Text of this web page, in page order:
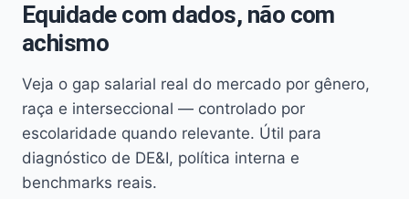
Equidade com dados, não com
achismo
Veja o gap salarial real do mercado por gênero,
raça e interseccional — controlado por
escolaridade quando relevante. Útil para
diagnóstico de DE&I, política interna e
benchmarks reais.